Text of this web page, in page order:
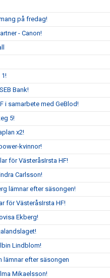
på fredag!
- Canon!
1!
Bank!
i samarbete med GeBlod!
5!
x2!
kvinnor!
för VästeråsIrsta HF!
Carlsson!
lämnar efter säsongen!
för VästeråsIrsta HF!
Ekberg!
Lindblom!
lämnar efter säsongen
Mikaelsson!